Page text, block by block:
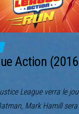
Action
League verra le
Mark Hamill